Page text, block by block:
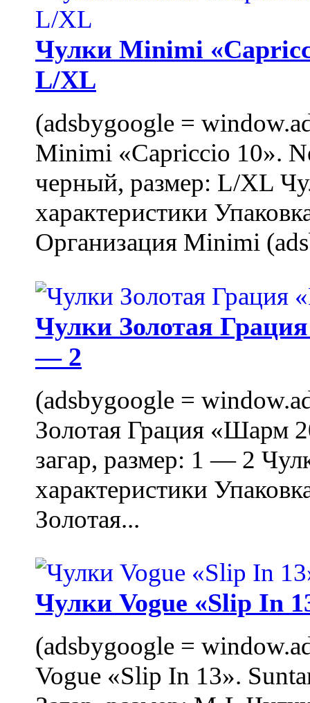
Чулки Minimi
L/XL
(adsbygoogle =
Minimi «Capriccio 10».
черный, размер: L/XL
характеристики
Организация Minimi
Чулки Золотая
— 2
(adsbygoogle =
Золотая Грация «Шарм
загар, размер: 1 — 2
характеристики
Золотая...
Чулки Vogue «Slip In
(adsbygoogle =
Vogue «Slip In 13».